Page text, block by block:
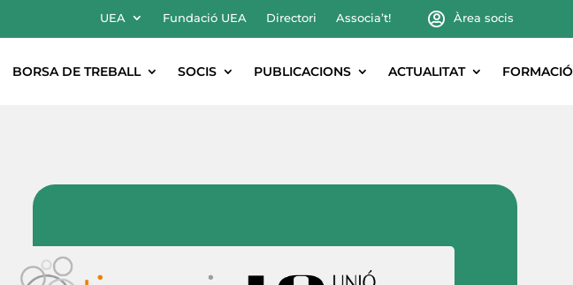
UEA Fundació UEA Directori Associa’t! Àrea socis
BORSA DE TREBALL SOCIS PUBLICACIONS ACTUALITAT FORMACIÓ